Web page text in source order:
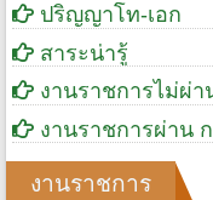
ปริญญาโท-เอก
สาระน่ารู้
งานราชการไม่ผ่า
งานราชการผ่าน
งานราชการ